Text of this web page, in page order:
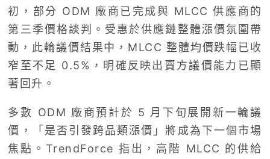
初，部分 ODM 廠商已完成與 MLCC 供應商的
第三季價格談判。受惠於供應鏈整體漲價氛圍帶
動，此輪議價結果中，MLCC 整體均價跌幅已收
窄至不足 0.5%，明確反映出賣方議價能力已顯
著回升。
多數 ODM 廠商預計於 5 月下旬展開新一輪議
價，「是否引發跨品類漲價」將成為下一個市場
焦點。TrendForce 指出，高階 MLCC 的供給